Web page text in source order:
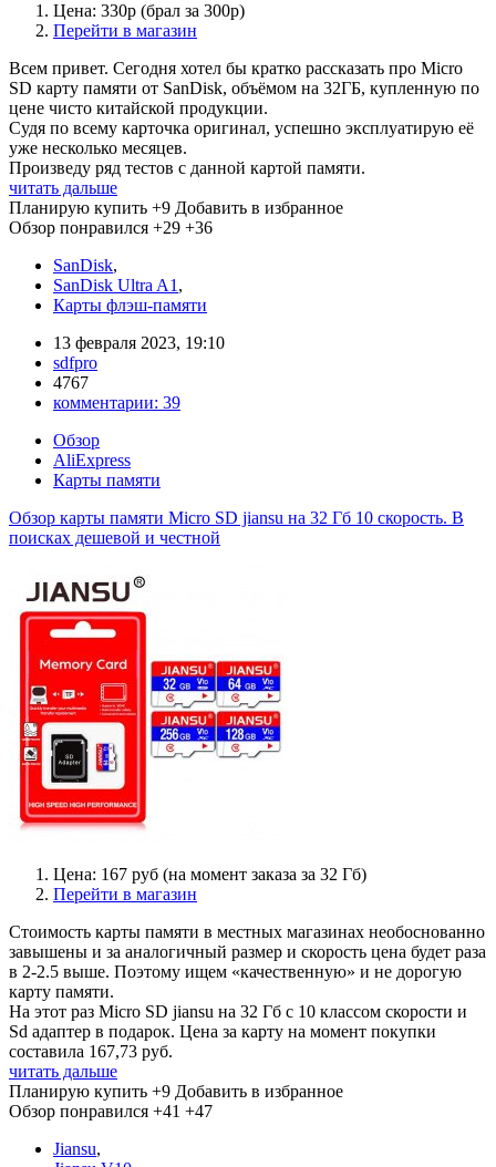
Цена: 330р (брал за 300р)
Перейти в магазин
Всем привет. Сегодня хотел бы кратко рассказать про Micro
SD карту памяти от SanDisk, объёмом на 32ГБ, купленную по
цене чисто китайской продукции.
Судя по всему карточка оригинал, успешно эксплуатирую её
уже несколько месяцев.
Произведу ряд тестов с данной картой памяти.
читать дальше
Планирую купить +9 Добавить в избранное
Обзор понравился +29 +36
SanDisk,
SanDisk Ultra A1 ,
Карты флэш-памяти
13 февраля 2023, 19:10
sdfpro
4767
комментарии: 39
Обзор
AliExpress
Карты памяти
Обзор карты памяти Micro SD jiansu на 32 Гб 10 скорость. В
поисках дешевой и честной
Цена: 167 руб (на момент заказа за 32 Гб)
Перейти в магазин
Стоимость карты памяти в местных магазинах необоснованно
завышены и за аналогичный размер и скорость цена будет раза
в 2-2.5 выше. Поэтому ищем «качественную» и не дорогую
карту памяти.
На этот раз Micro SD jiansu на 32 Гб с 10 классом скорости и
Sd адаптер в подарок. Цена за карту на момент покупки
составила 167,73 руб.
читать дальше
Планирую купить +9 Добавить в избранное
Обзор понравился +41 +47
Jiansu,